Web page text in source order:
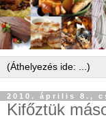
2010. április 8.,
Kifőztük